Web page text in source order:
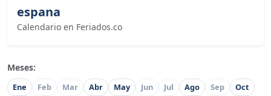
espana
Calendario en Feriados.co
Meses:
Ene Feb Mar Abr May Jun Jul Ago Sep
Oct